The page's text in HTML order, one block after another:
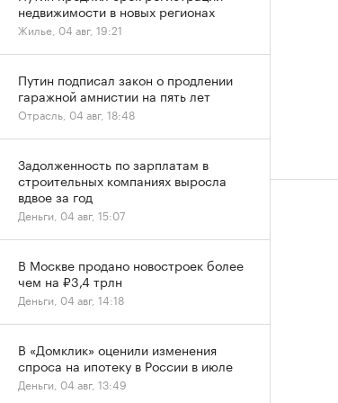
недвижимости в новых регионах
Жилье, 04 авг, 19:21
Путин подписал закон о продлении
гаражной амнистии на пять лет
Отрасль, 04 авг, 18:48
Задолженность по зарплатам в
строительных компаниях выросла
вдвое за год
Деньги, 04 авг, 15:07
В Москве продано новостроек более
чем на ₽3,4 трлн
Деньги, 04 авг, 14:18
В «Домклик» оценили изменения
спроса на ипотеку в России в июле
Деньги, 04 авг, 13:49